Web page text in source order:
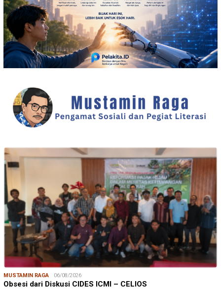
MUSTAMIN RAGA 06/08/2026
Obsesi dari Diskusi CIDES ICMI – CELIOS